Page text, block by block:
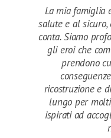
La mia famiglia
salute e al sicuro,
conta. Siamo
gli eroi che
prendono
ricostruzione e
lungo per
ispirati ad